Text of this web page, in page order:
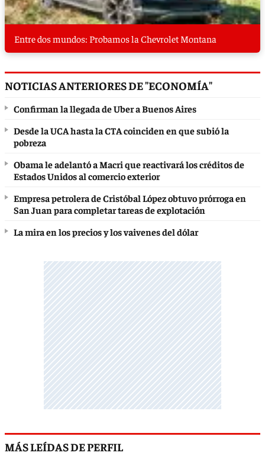
Entre dos mundos: Probamos la Chevrolet Montana
NOTICIAS ANTERIORES DE "ECONOMÍA"
Confirman la llegada de Uber a Buenos Aires
Desde la UCA hasta la CTA coinciden en que subió la
pobreza
Obama le adelantó a Macri que reactivará los créditos de
Estados Unidos al comercio exterior
Empresa petrolera de Cristóbal López obtuvo prórroga en
San Juan para completar tareas de explotación
La mira en los precios y los vaivenes del dólar
MÁS LEÍDAS DE PERFIL